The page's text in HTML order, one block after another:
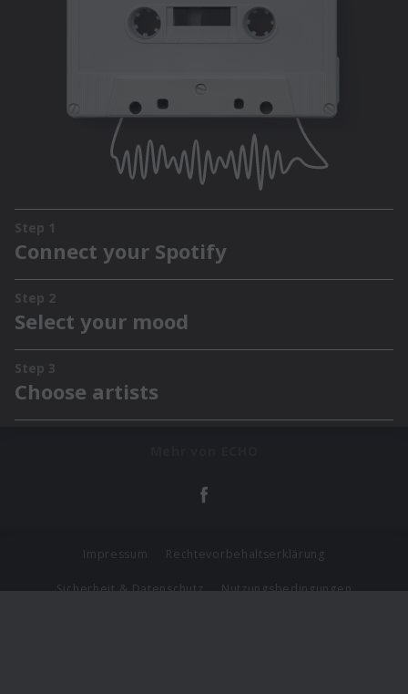
Impressum Rechtevorbehaltserklärung
Sicherheit & Datenschutz Nutzungsbedingungen